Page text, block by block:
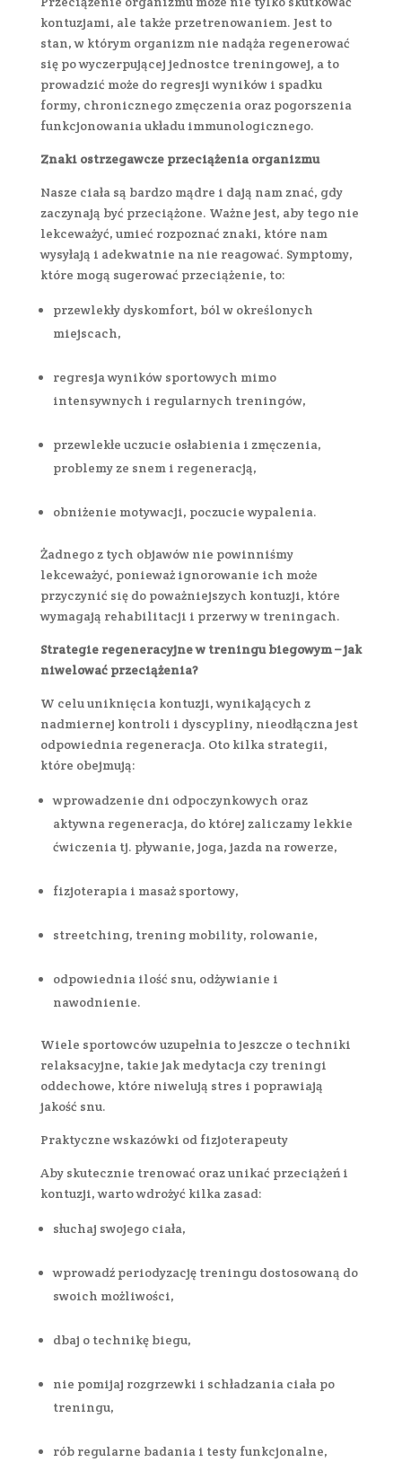
kontuzjami, ale także przetrenowaniem. Jest to
stan, w którym organizm nie nadąża regenerować
się po wyczerpującej jednostce treningowej, a to
prowadzić może do regresji wyników i spadku
formy, chronicznego zmęczenia oraz pogorszenia
funkcjonowania układu immunologicznego.
Znaki ostrzegawcze przeciążenia organizmu
Nasze ciała są bardzo mądre i dają nam znać, gdy
zaczynają być przeciążone. Ważne jest, aby tego nie
lekceważyć, umieć rozpoznać znaki, które nam
wysyłają i adekwatnie na nie reagować. Symptomy,
które mogą sugerować przeciążenie, to:
przewlekły dyskomfort, ból w określonych
miejscach,
regresja wyników sportowych mimo
intensywnych i regularnych treningów,
przewlekłe uczucie osłabienia i zmęczenia,
problemy ze snem i regeneracją,
obniżenie motywacji, poczucie wypalenia.
Żadnego z tych objawów nie powinniśmy
lekceważyć, ponieważ ignorowanie ich może
przyczynić się do poważniejszych kontuzji, które
wymagają rehabilitacji i przerwy w treningach.
Strategie regeneracyjne w treningu biegowym – jak
niwelować przeciążenia?
W celu uniknięcia kontuzji, wynikających z
nadmiernej kontroli i dyscypliny, nieodłączna jest
odpowiednia regeneracja. Oto kilka strategii,
które obejmują:
wprowadzenie dni odpoczynkowych oraz
aktywna regeneracja, do której zaliczamy lekkie
ćwiczenia tj. pływanie, joga, jazda na rowerze,
fizjoterapia i masaż sportowy,
streetching, trening mobility, rolowanie,
odpowiednia ilość snu, odżywianie i
nawodnienie.
Wiele sportowców uzupełnia to jeszcze o techniki
relaksacyjne, takie jak medytacja czy treningi
oddechowe, które niwelują stres i poprawiają
jakość snu.
Praktyczne wskazówki od fizjoterapeuty
Aby skutecznie trenować oraz unikać przeciążeń i
kontuzji, warto wdrożyć kilka zasad:
słuchaj swojego ciała,
wprowadź periodyzację treningu dostosowaną do
swoich możliwości,
dbaj o technikę biegu,
nie pomijaj rozgrzewki i schładzania ciała po
treningu,
rób regularne badania i testy funkcjonalne,